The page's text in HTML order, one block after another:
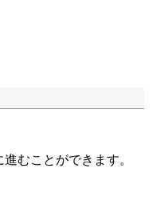
むことができます。